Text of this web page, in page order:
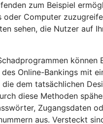
zum Beispiel
oder Computer
sehen, die Nutzer auf
können
Online-Bankings mit
die dem tatsächlichen
diese Methoden
Zugangsdaten
aus. Versteckt